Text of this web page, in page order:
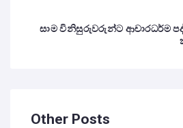
සාම විනිසුරුවරුන්ට ආචාරධර්ම
Other Posts